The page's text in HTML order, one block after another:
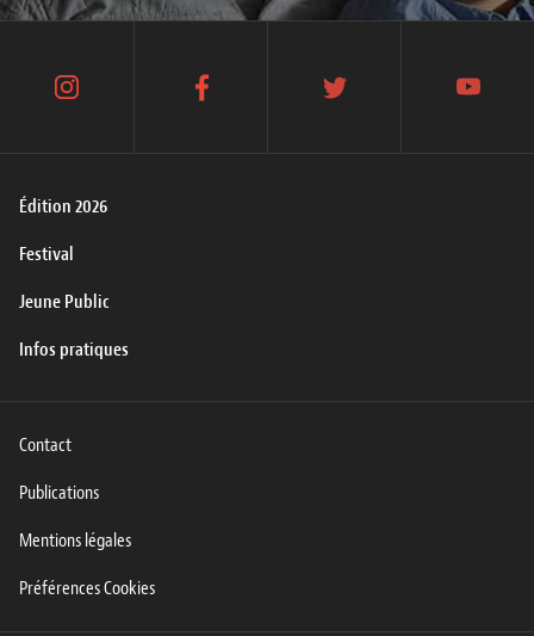
Édition 2026
Festival
Jeune Public
Infos pratiques
instagram facebook twitter youtube
Contact
Publications
Mentions légales
Préférences Cookies